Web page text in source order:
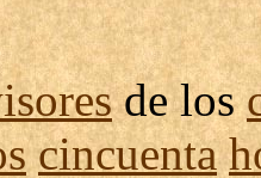
de los
cincuenta